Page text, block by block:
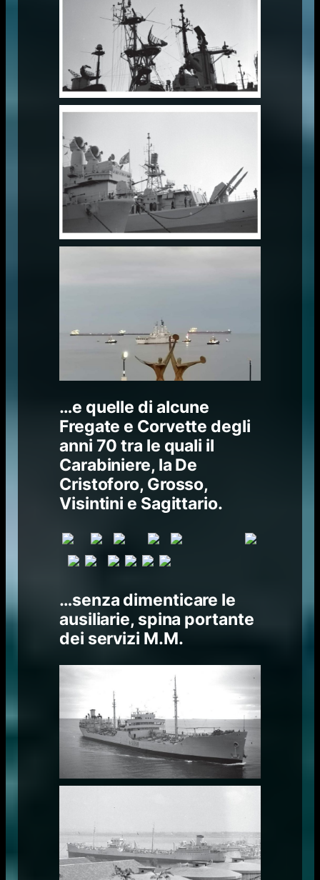
…e quelle di alcune
Fregate e Corvette degli
anni 70 tra le quali il
Carabiniere, la De
Cristoforo, Grosso,
Visintini e Sagittario.
…senza dimenticare le
ausiliarie, spina portante
dei servizi M.M.